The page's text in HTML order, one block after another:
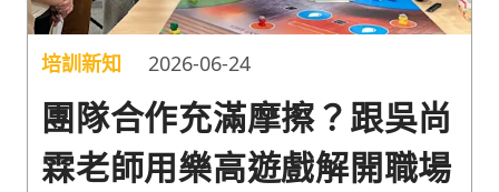
培訓新知 2026-06-24
團隊合作充滿摩擦？跟吳尚
霖老師用樂高遊戲解開職場